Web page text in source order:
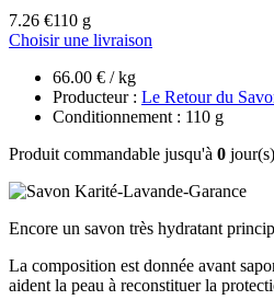
7.26 €110 g
Choisir une livraison
66.00 € / kg
Producteur : Le Retour du
Conditionnement : 110 g
Produit commandable jusqu'à 0
Encore un savon très hydratant
La composition est donnée avant
aident la peau à reconstituer la